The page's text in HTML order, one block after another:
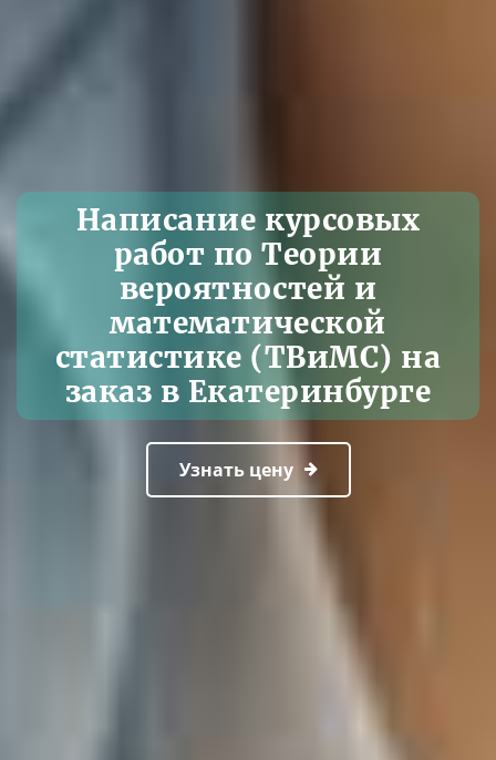
Написание курсовых
работ по Теории
вероятностей и
математической
статистике (ТВиМС) на
заказ в Екатеринбурге
Узнать цену